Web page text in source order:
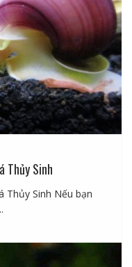
Thủy Sinh
Thủy Sinh Nếu bạn